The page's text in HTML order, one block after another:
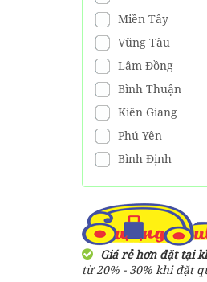
Giá từ:
Tour đang
Miền Tây
Vũng Tàu
Lâm Đồng
Bình Thuận
Kiên Giang
Phú Yên
Bình Định
Giá rẻ hơn đặt tại
từ 20% - 30% khi đặt